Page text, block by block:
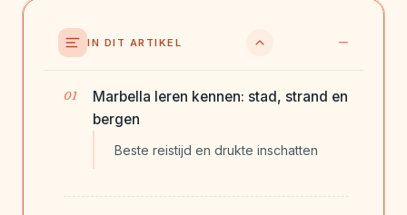
IN DIT ARTIKEL
Marbella leren kennen: stad, strand en
bergen
Beste reistijd en drukte inschatten